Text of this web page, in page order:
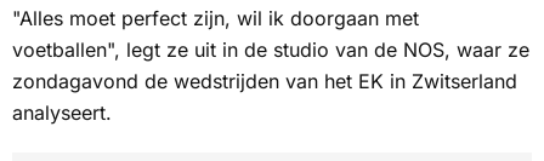
"Alles moet perfect zijn, wil ik doorgaan met
voetballen", legt ze uit in de studio van de NOS, waar ze
zondagavond de wedstrijden van het EK in Zwitserland
analyseert.